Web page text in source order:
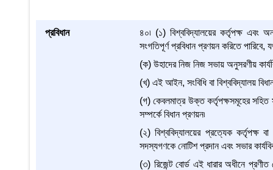
প্রবিধান
৪০৷ (১) বিশ্ববিদ্যালয়ের কর্তৃপক্ষ এবং
সংগতিপূর্ণ প্রবিধান প্রণয়ন করিতে পারিবে,
(ক) উহাদের নিজ নিজ সভায় অনুসরণীয়
(খ) এই আইন, সংবিধি বা বিশ্ববিদ্যালয়
(গ) কেবলমাত্র উক্ত কর্তৃপক্ষসমূহের সহিত
সম্পর্কে বিধান প্রণয়ন৷
(২) বিশ্ববিদ্যালয়ের প্রত্যেক কর্তৃপক্ষ
সদস্যগণকে নোটিশ প্রদান এবং সভার
(৩) রিজেন্ট বোর্ড এই ধারার অধীনে প্রণীত